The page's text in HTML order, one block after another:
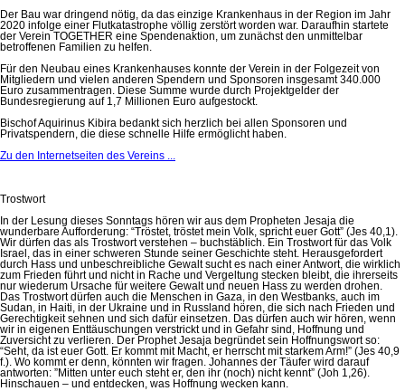
Der Bau war dringend nötig, da das einzige Krankenhaus in der Region im Jahr
2020 infolge einer Flutkatastrophe völlig zerstört worden war. Daraufhin startete
der Verein TOGETHER eine Spendenaktion, um zunächst den unmittelbar
betroffenen Familien zu helfen.
Für den Neubau eines Krankenhauses konnte der Verein in der Folgezeit von
Mitgliedern und vielen anderen Spendern und Sponsoren insgesamt 340.000
Euro zusammentragen. Diese Summe wurde durch Projektgelder der
Bundesregierung auf 1,7 Millionen Euro aufgestockt.
Bischof Aquirinus Kibira bedankt sich herzlich bei allen Sponsoren und
Privatspendern, die diese schnelle Hilfe ermöglicht haben.
Zu den Internetseiten des Vereins ...
Trostwort
In der Lesung dieses Sonntags hören wir aus dem Propheten Jesaja die
wunderbare Aufforderung: “Tröstet, tröstet mein Volk, spricht euer Gott” (Jes 40,1).
Wir dürfen das als Trostwort verstehen – buchstäblich. Ein Trostwort für das Volk
Israel, das in einer schweren Stunde seiner Geschichte steht. Herausgefordert
durch Hass und unbeschreibliche Gewalt sucht es nach einer Antwort, die wirklich
zum Frieden führt und nicht in Rache und Vergeltung stecken bleibt, die ihrerseits
nur wiederum Ursache für weitere Gewalt und neuen Hass zu werden drohen.
Das Trostwort dürfen auch die Menschen in Gaza, in den Westbanks, auch im
Sudan, in Haiti, in der Ukraine und in Russland hören, die sich nach Frieden und
Gerechtigkeit sehnen und sich dafür einsetzen. Das dürfen auch wir hören, wenn
wir in eigenen Enttäuschungen verstrickt und in Gefahr sind, Hoffnung und
Zuversicht zu verlieren. Der Prophet Jesaja begründet sein Hoffnungswort so:
“Seht, da ist euer Gott. Er kommt mit Macht, er herrscht mit starkem Arm!” (Jes 40,9
f.). Wo kommt er denn, könnten wir fragen. Johannes der Täufer wird darauf
antworten: ”Mitten unter euch steht er, den ihr (noch) nicht kennt” (Joh 1,26).
Hinschauen – und entdecken, was Hoffnung wecken kann.